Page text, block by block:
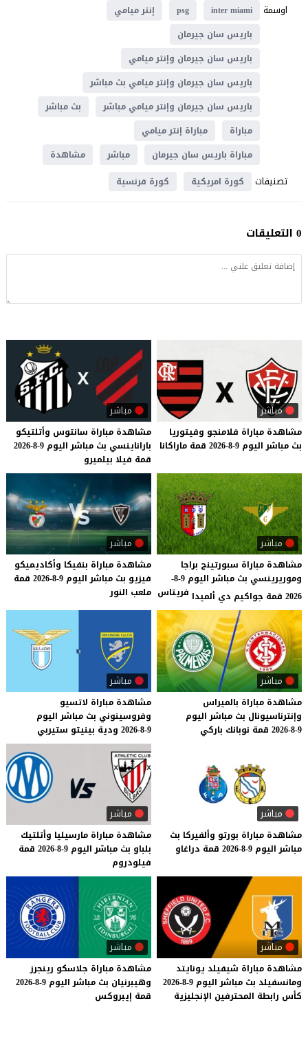
اوسمة
inter miami
psg
إنتر ميامي
باريس سان جيرمان
باريس سان جيرمان وإنتر ميامي
باريس سان جيرمان وإنتر ميامي بث مباشر
باريس سان جيرمان وإنتر ميامي مباشر
بث مباشر
مباراة
مباراة إنتر ميامي
مباراة باريس سان جيرمان
مباشر مشاهدة
تصنيفات كورة امريكية كورة فرنسية
0 التعليقات
مباشر
مشاهدة مباراة فلامنجو وفيتوريا
بث مباشر اليوم 9-8-2026 قمة ماراكانا
مباشر
مشاهدة مباراة سانتوس وأتلتيكو
باراناينسي بث مباشر اليوم 9-8-2026
قمة فيلا بيلميرو
مباشر
مشاهدة مباراة سبورتينج براجا
وموريرينسي بث مباشر اليوم 9-8-
2026 قمة جواكيم دي ألميدا
فريتاس
مباشر
مشاهدة مباراة بنفيكا وأكاديميكو
فيزيو بث مباشر اليوم 9-8-2026
قمة
ملعب النور
مباشر
مشاهدة مباراة بالميراس
وإنترناسيونال بث مباشر اليوم
9-8-2026
قمة نوبانك باركي
مباشر
مشاهدة مباراة لاتسيو
وفروسينوني بث مباشر اليوم
9-8-2026
ودية بينيتو ستيربي
مباشر
مشاهدة مباراة بورتو وألفيركا بث
مباشر اليوم 9-8-2026 قمة دراغاو
مباشر
مشاهدة مباراة مارسيليا وأتلتيك
بلباو بث مباشر اليوم 9-8-2026
قمة
فيلودروم
مباشر
مشاهدة مباراة شيفيلد يونايتد
ومانسفيلد بث مباشر اليوم 9-8-2026
كأس رابطة المحترفين الإنجليزية
مباشر
مشاهدة مباراة جلاسكو رينجرز
وهيبرنيان بث مباشر اليوم 9-8-2026
قمة إيبروكس